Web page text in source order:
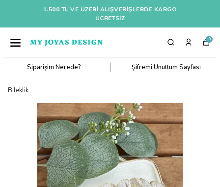
1.500 TL VE ÜZERI ALIŞVERIŞLERDE KARGO
ÜCRETSİZ
0
Siparişim Nerede? Şifremi Unuttum Sayfası
Bileklik